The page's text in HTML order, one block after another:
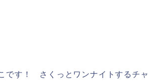
です！ さくっとワンナイトするチャ